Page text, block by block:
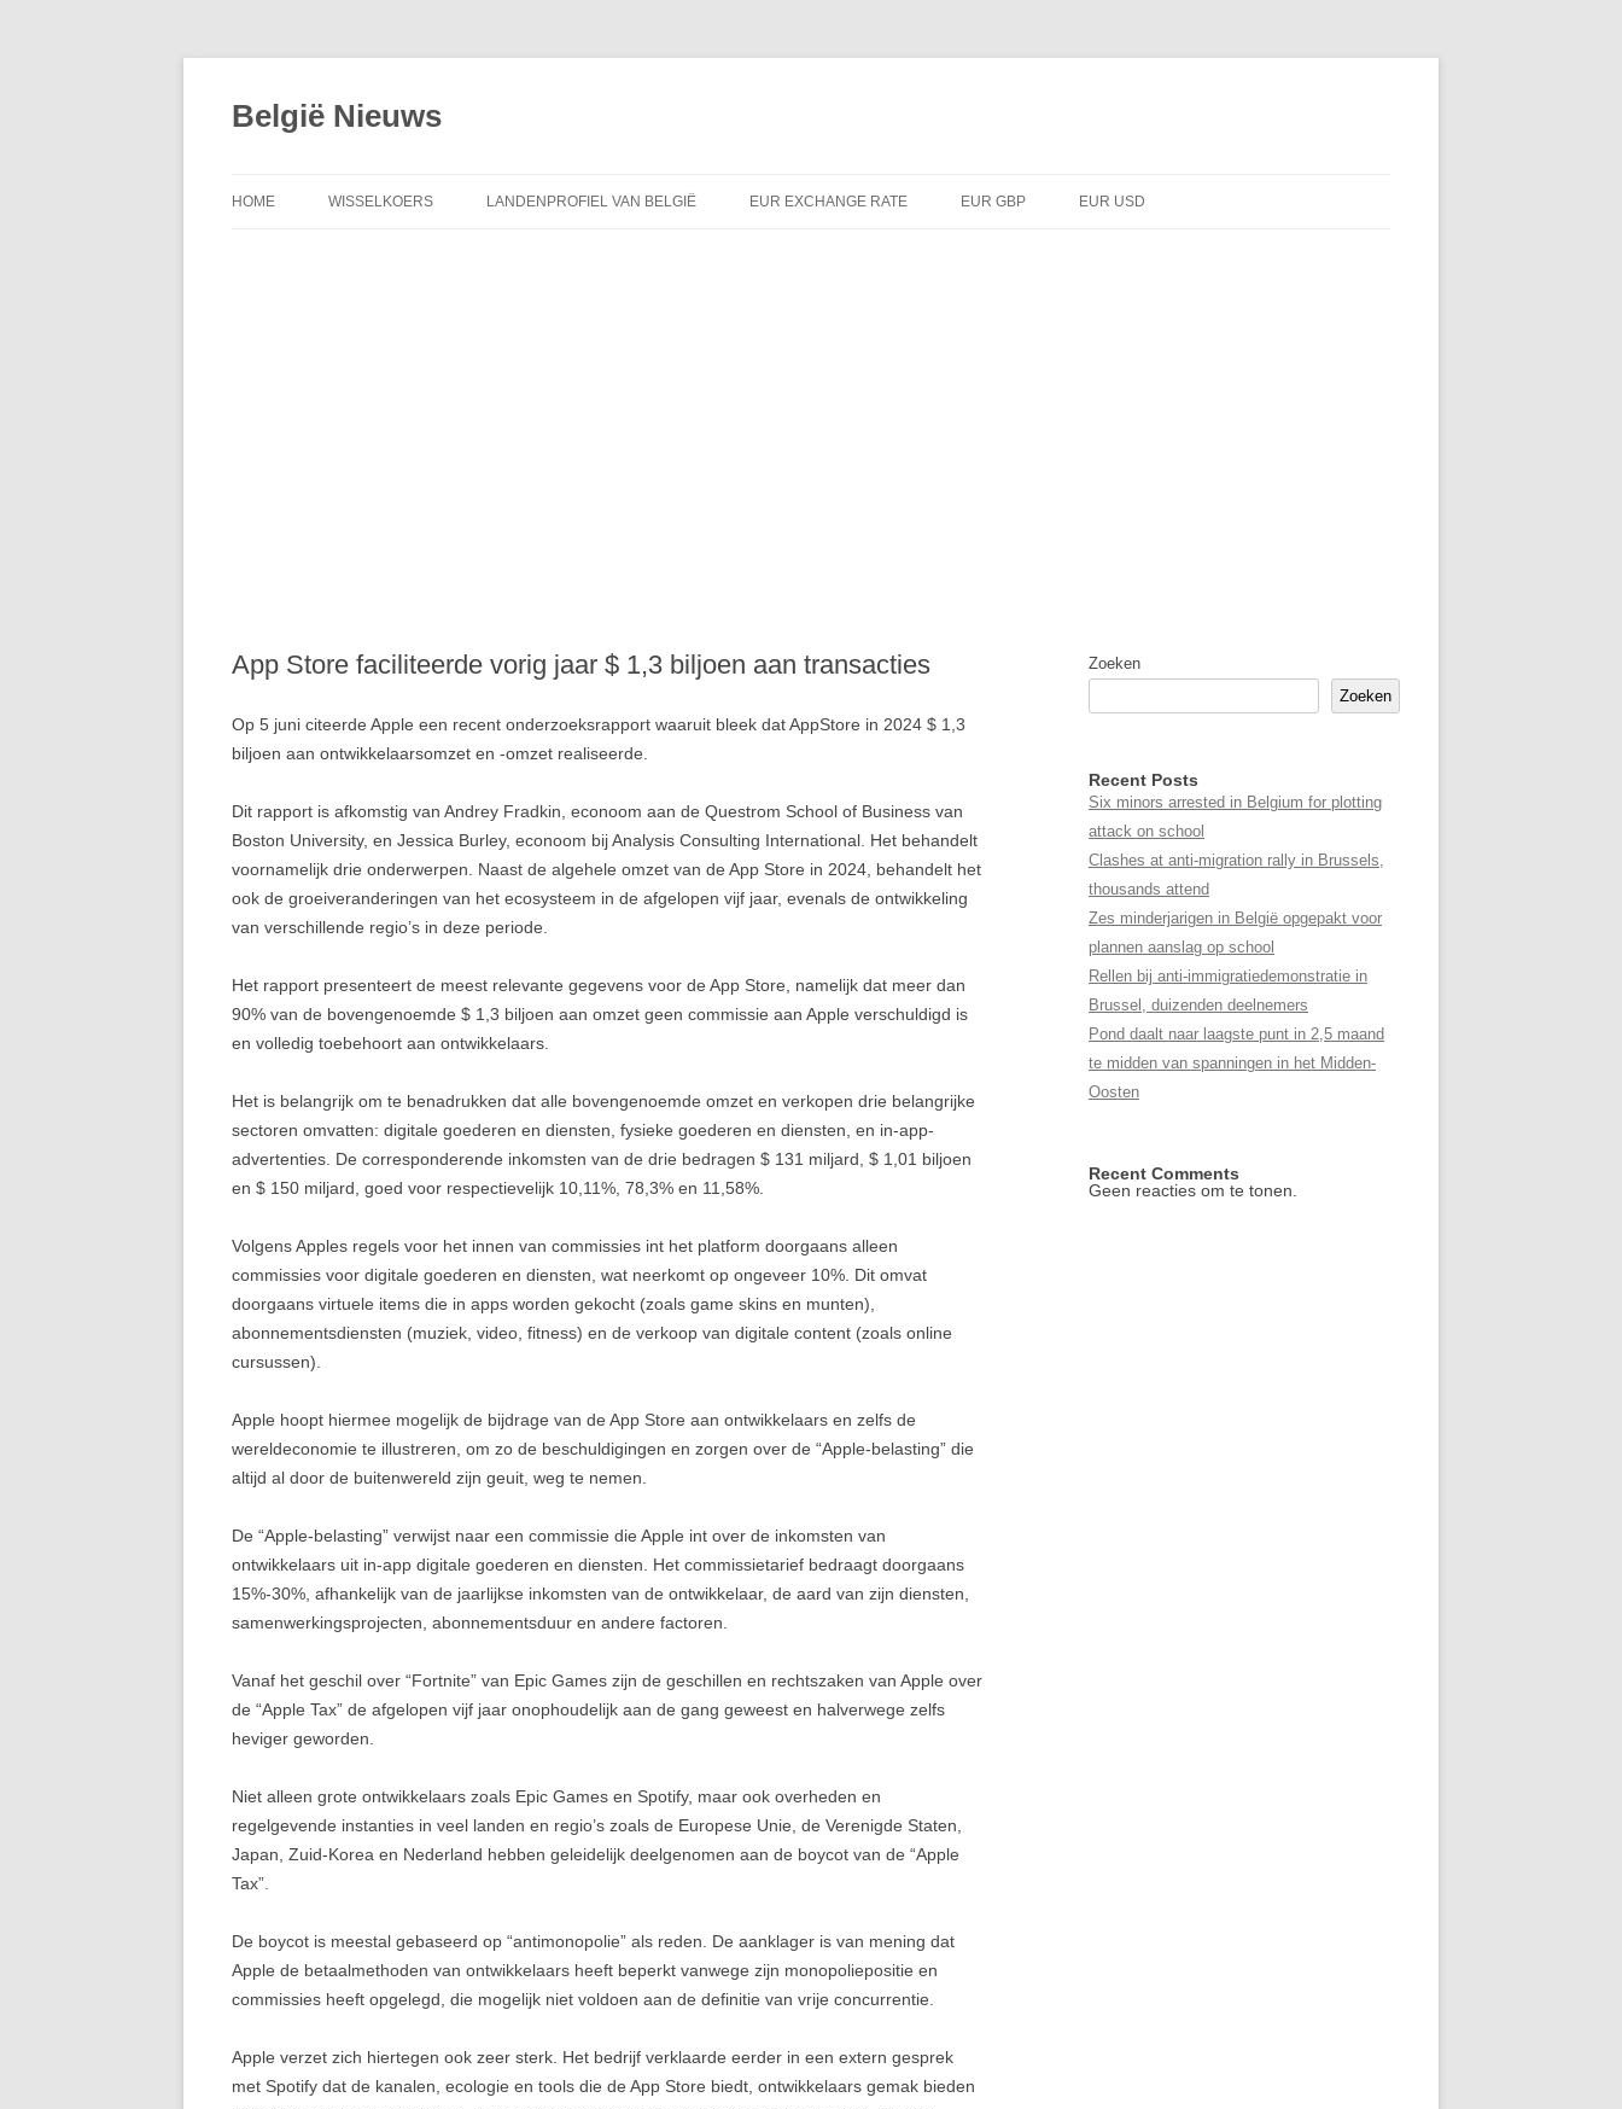
inhoud
België Nieuws
HOME WISSELKOERS LANDENPROFIEL VAN BELGIË EUR EXCHANGE RATE EUR GBP EUR USD
App Store faciliteerde vorig jaar $ 1,3 biljoen aan transacties
Op 5 juni citeerde Apple een recent onderzoeksrapport waaruit bleek dat AppStore in 2024 $ 1,3
biljoen aan ontwikkelaarsomzet en -omzet realiseerde.
Dit rapport is afkomstig van Andrey Fradkin, econoom aan de Questrom School of Business van
Boston University, en Jessica Burley, econoom bij Analysis Consulting International. Het behandelt
voornamelijk drie onderwerpen. Naast de algehele omzet van de App Store in 2024, behandelt het
ook de groeiveranderingen van het ecosysteem in de afgelopen vijf jaar, evenals de ontwikkeling
van verschillende regio’s in deze periode.
Het rapport presenteert de meest relevante gegevens voor de App Store, namelijk dat meer dan
90% van de bovengenoemde $ 1,3 biljoen aan omzet geen commissie aan Apple verschuldigd is
en volledig toebehoort aan ontwikkelaars.
Het is belangrijk om te benadrukken dat alle bovengenoemde omzet en verkopen drie belangrijke
sectoren omvatten: digitale goederen en diensten, fysieke goederen en diensten, en in-app-
advertenties. De corresponderende inkomsten van de drie bedragen $ 131 miljard, $ 1,01 biljoen
en $ 150 miljard, goed voor respectievelijk 10,11%, 78,3% en 11,58%.
Volgens Apples regels voor het innen van commissies int het platform doorgaans alleen
commissies voor digitale goederen en diensten, wat neerkomt op ongeveer 10%. Dit omvat
doorgaans virtuele items die in apps worden gekocht (zoals game skins en munten),
abonnementsdiensten (muziek, video, fitness) en de verkoop van digitale content (zoals online
cursussen).
Apple hoopt hiermee mogelijk de bijdrage van de App Store aan ontwikkelaars en zelfs de
wereldeconomie te illustreren, om zo de beschuldigingen en zorgen over de “Apple-belasting” die
altijd al door de buitenwereld zijn geuit, weg te nemen.
De “Apple-belasting” verwijst naar een commissie die Apple int over de inkomsten van
ontwikkelaars uit in-app digitale goederen en diensten. Het commissietarief bedraagt ​​doorgaans
15%-30%, afhankelijk van de jaarlijkse inkomsten van de ontwikkelaar, de aard van zijn diensten,
samenwerkingsprojecten, abonnementsduur en andere factoren.
Vanaf het geschil over “Fortnite” van Epic Games zijn de geschillen en rechtszaken van Apple over
de “Apple Tax” de afgelopen vijf jaar onophoudelijk aan de gang geweest en halverwege zelfs
heviger geworden.
Niet alleen grote ontwikkelaars zoals Epic Games en Spotify, maar ook overheden en
regelgevende instanties in veel landen en regio’s zoals de Europese Unie, de Verenigde Staten,
Japan, Zuid-Korea en Nederland hebben geleidelijk deelgenomen aan de boycot van de “Apple
Tax”.
De boycot is meestal gebaseerd op “antimonopolie” als reden. De aanklager is van mening dat
Apple de betaalmethoden van ontwikkelaars heeft beperkt vanwege zijn monopoliepositie en
commissies heeft opgelegd, die mogelijk niet voldoen aan de definitie van vrije concurrentie.
Apple verzet zich hiertegen ook zeer sterk. Het bedrijf verklaarde eerder in een extern gesprek
met Spotify dat de kanalen, ecologie en tools die de App Store biedt, ontwikkelaars gemak bieden
Zoeken
Zoeken
Recent Posts
Six minors arrested in Belgium for plotting
attack on school
Clashes at anti-migration rally in Brussels,
thousands attend
Zes minderjarigen in België opgepakt voor
plannen aanslag op school
Rellen bij anti-immigratiedemonstratie in
Brussel, duizenden deelnemers
Pond daalt naar laagste punt in 2,5 maand
te midden van spanningen in het Midden-
Oosten
Recent Comments
Geen reacties om te tonen.